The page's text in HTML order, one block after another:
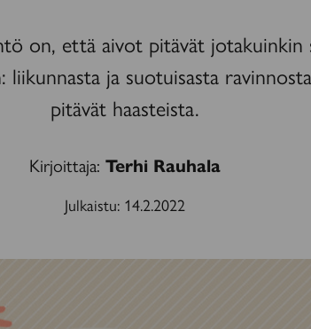
on, että aivot pitävät jotakuinkin
liikunnasta ja suotuisasta
pitävät haasteista.
Kirjoittaja: Terhi Rauhala
Julkaistu: 14.2.2022